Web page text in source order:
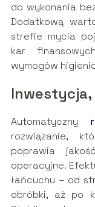
do wykonania
Dodatkową
strefie mycia
kar
wymogów
Automatyczny
rozwiązanie,
poprawia
operacyjne.
łańcuchu – od
obróbki, aż po